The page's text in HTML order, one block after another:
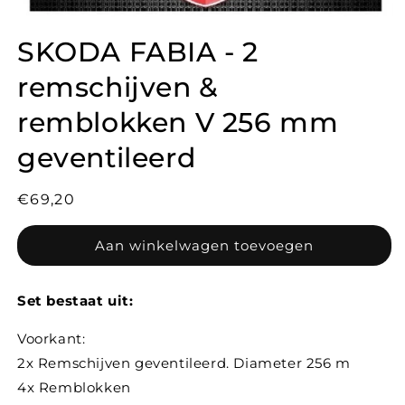
SKODA FABIA - 2
remschijven &
remblokken V 256 mm
geventileerd
Normale
prijs
€69,20
Aan winkelwagen toevoegen
Set bestaat uit:
Voorkant:
2x Remschijven geventileerd. Diameter 256 m
4x Remblokken